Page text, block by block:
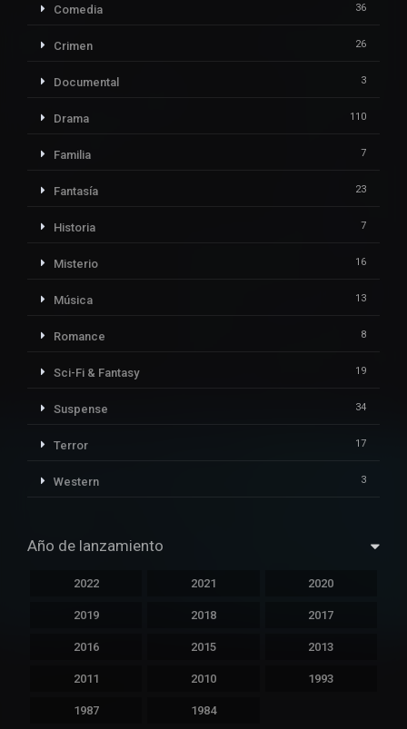
Comedia 36
Crimen 26
Documental 3
Drama 110
Familia 7
Fantasía 23
Historia 7
Misterio 16
Música 13
Romance 8
Sci-Fi & Fantasy 19
Suspense 34
Terror 17
Western 3
Año de lanzamiento
2022 2021 2020
2019 2018 2017
2016 2015 2013
2011 2010 1993
1987 1984